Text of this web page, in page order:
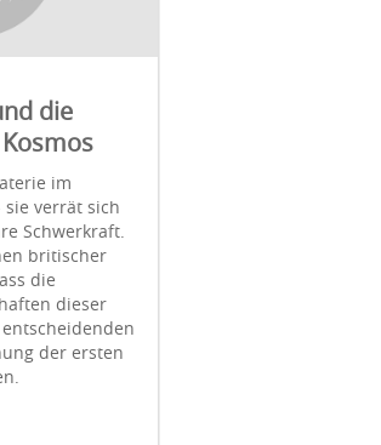
die
im
verrät sich
Schwerkraft.
britischer
die
dieser
der ersten